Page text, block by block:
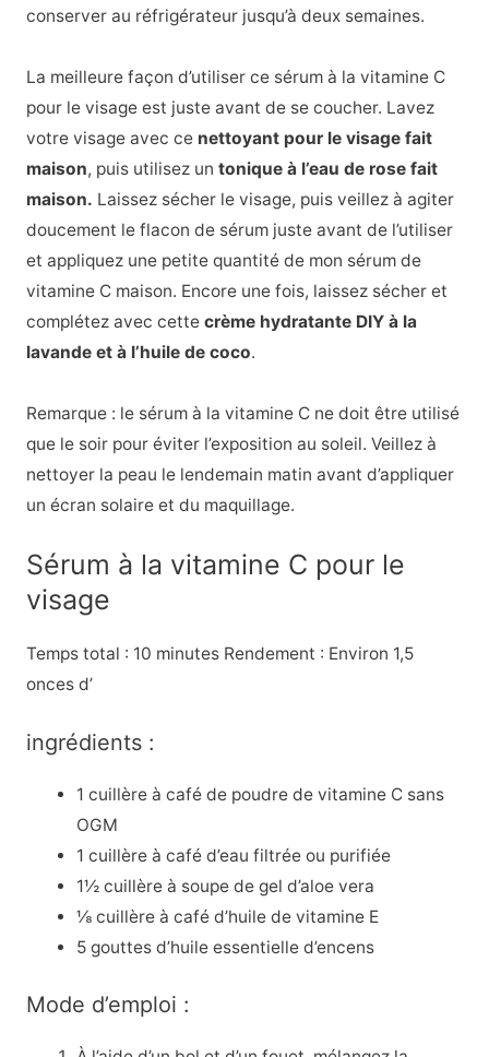
conserver au réfrigérateur jusqu’à deux semaines.
La meilleure façon d’utiliser ce sérum à la vitamine C
pour le visage est juste avant de se coucher. Lavez
votre visage avec ce nettoyant pour le visage fait
maison, puis utilisez un tonique à l’eau de rose fait
maison. Laissez sécher le visage, puis veillez à agiter
doucement le flacon de sérum juste avant de l’utiliser
et appliquez une petite quantité de mon sérum de
vitamine C maison. Encore une fois, laissez sécher et
complétez avec cette crème hydratante DIY à la
lavande et à l’huile de coco.
Remarque : le sérum à la vitamine C ne doit être utilisé
que le soir pour éviter l’exposition au soleil. Veillez à
nettoyer la peau le lendemain matin avant d’appliquer
un écran solaire et du maquillage.
Sérum à la vitamine C pour le
visage
Temps total : 10 minutes Rendement : Environ 1,5
onces d’
ingrédients :
1 cuillère à café de poudre de vitamine C sans
OGM
1 cuillère à café d’eau filtrée ou purifiée
1½ cuillère à soupe de gel d’aloe vera
⅛ cuillère à café d’huile de vitamine E
5 gouttes d’huile essentielle d’encens
Mode d’emploi :